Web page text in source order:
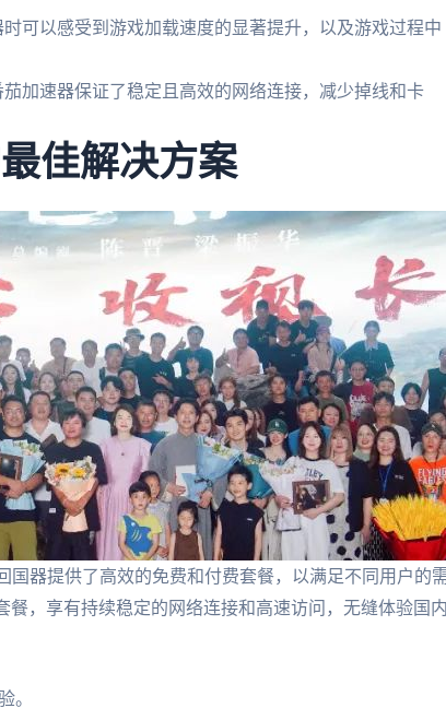
可以感受到游戏加载速度的显著提升，以及游戏过程中
加速器保证了稳定且高效的网络连接，减少掉线和卡
佳解决方案
国器提供了高效的免费和付费套餐，以满足不同用户的
，享有持续稳定的网络连接和高速访问，无缝体验国内
。